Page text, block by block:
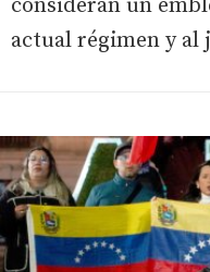
consideran un
actual régimen y al